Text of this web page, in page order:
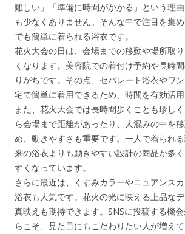
難しい」「準備に時間がかかる」という理
も少なくありません。そんな中で注目を集
でも簡単に着られる浴衣です。
花火大会の日は、会場までの移動や場所取
くなります。美容院での着付け予約や長時
りがちです。その点、セパレート浴衣やワ
宅で簡単に着用できるため、時間を有効活用
また、花火大会では長時間歩くことも珍し
ら会場まで距離があったり、人混みの中を
め、動きやすさも重要です。一人で着られ
来の浴衣よりも動きやすい設計の商品が多
すくなっています。
さらに最近は、くすみカラーやニュアンス
浴衣も人気です。花火の光に映える上品な
真映えも期待できます。SNSに投稿する機
らこそ、見た目にもこだわりたい人が増えて